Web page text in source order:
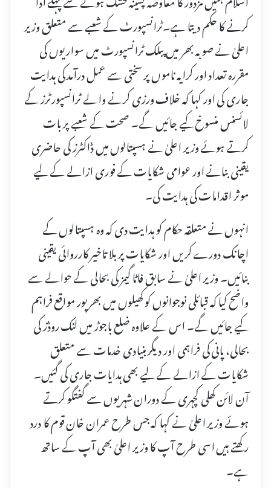
کرنے کا حکم دیتا ہے۔ٹرانسپورٹ کے شعبے سے متعلق وزیر
اعلیٰ نے صوبہ بھر میں پبلک ٹرانسپورٹ میں سواریوں کی
مقررہ تعداد اور کرایہ ناموں پر سختی سے عمل درآمد کی ہدایت
جاری کی اور کہا کہ خلاف ورزی کرنے والے ٹرانسپورٹرز کے
لائسنس منسوخ کیے جائیں گے۔ صحت کے شعبے پر بات
کرتے ہوئے وزیر اعلیٰ نے ہسپتالوں میں ڈاکٹرز کی حاضری
یقینی بنانے اور عوامی شکایات کے فوری ازالے کے لیے
موثر اقدامات کی ہدایت کی۔
انہوں نے متعلقہ حکام کو ہدایت دی کہ وہ ہسپتالوں کے
اچانک دورے کریں اور شکایات پر بلا تاخیر کارروائی یقینی
بنائیں۔ وزیر اعلیٰ نے سابق فاٹا گیمز کی بحالی کے حوالے سے
واضح کیا کہ قبائلی نوجوانوں کو کھیلوں میں بھرپور مواقع فراہم
کیے جائیں گے۔ اس کے علاوہ ضلع باجوڑ میں لنک روڈز کی
بحالی، پانی کی فراہمی اور دیگر بنیادی خدمات سے متعلق
شکایات کے ازالے کے لیے بھی ہدایات جاری کی گئیں۔
آن لائن کھلی کچہری کے دوران شہریوں سے گفتگو کرتے
ہوئے وزیر اعلیٰ نے کہا کہ جس طرح عمران خان قوم کا درد
رکھتے ہیں اسی طرح آپ کا وزیر اعلیٰ بھی آپ کے ساتھ
ہے۔